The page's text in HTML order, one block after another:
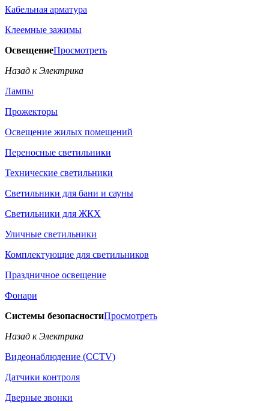
Кабельная арматура
Клеемные зажимы
ОсвещениеПросмотреть
Назад к Электрика
Лампы
Прожекторы
Освещение жилых помещений
Переносные светильники
Технические светильники
Светильники для бани и сауны
Светильники для ЖКХ
Уличные светильники
Комплектующие для светильников
Праздничное освещение
Фонари
Системы безопасностиПросмотреть
Назад к Электрика
Видеонаблюдение (CCTV)
Датчики контроля
Дверные звонки